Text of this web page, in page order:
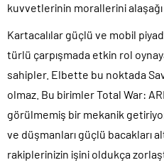
kuvvetlerinin morallerini
Kartacalılar güçlü ve mobil
türlü çarpışmada etkin rol
sahipler. Elbette bu noktada
olmaz. Bu birimler Total War:
görülmemiş bir mekanik
ve düşmanları güçlü bacakları
rakiplerinizin işini oldukça